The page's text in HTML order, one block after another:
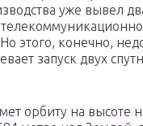
уже вывел
этого, конечно,
запуск двух
орбиту на высоте